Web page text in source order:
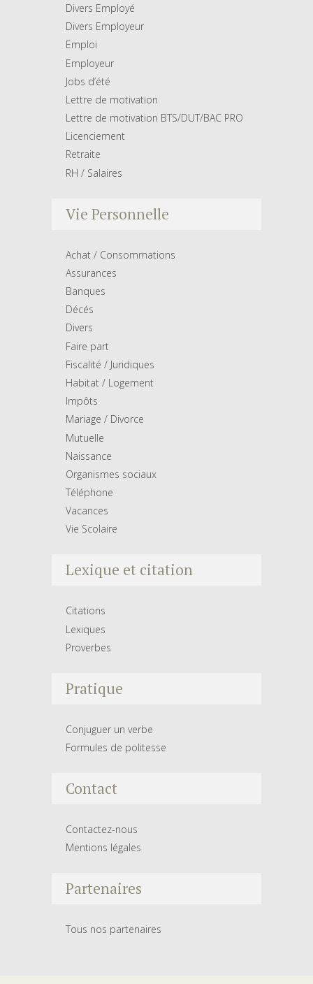
Divers Employé
Divers Employeur
Emploi
Employeur
Jobs d’été
Lettre de motivation
Lettre de motivation BTS/DUT/BAC PRO
Licenciement
Retraite
RH / Salaires
Vie Personnelle
Achat / Consommations
Assurances
Banques
Décés
Divers
Faire part
Fiscalité / Juridiques
Habitat / Logement
Impôts
Mariage / Divorce
Mutuelle
Naissance
Organismes sociaux
Téléphone
Vacances
Vie Scolaire
Lexique et citation
Citations
Lexiques
Proverbes
Pratique
Conjuguer un verbe
Formules de politesse
Contact
Contactez-nous
Mentions légales
Partenaires
Tous nos partenaires